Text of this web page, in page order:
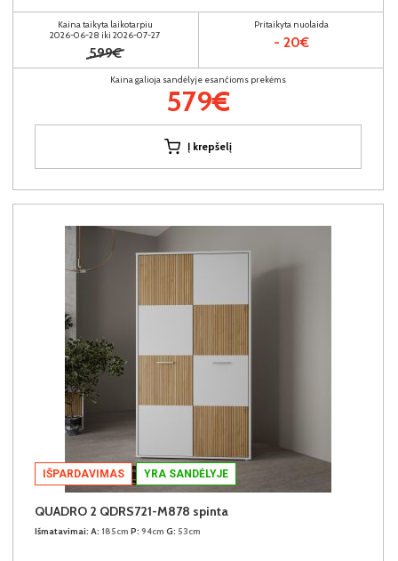
Kaina taikyta laikotarpiu
2026-06-28 iki 2026-07-27
599€
Pritaikyta nuolaida
- 20€
Kaina galioja sandėlyje esančioms prekėms
579€
Į krepšelį
IŠPARDAVIMAS YRA SANDĖLYJE
QUADRO 2 QDRS721-M878 spinta
Išmatavimai: A: 185cm P: 94cm G: 53cm